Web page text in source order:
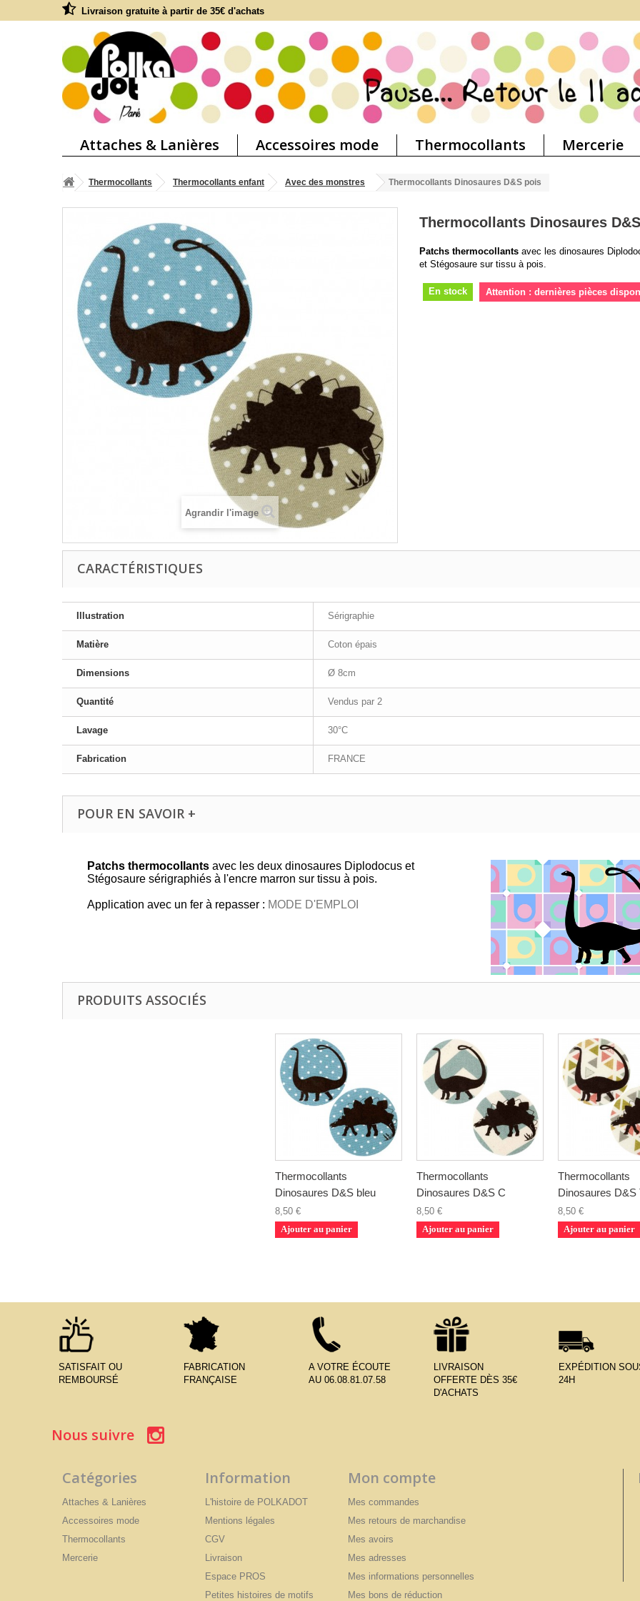
Livraison gratuite à partir de 35€ d'achats
Attaches & Lanières Accessoires mode Thermocollants Mercerie
Thermocollants Thermocollants enfant Avec des monstres Thermocollants Dinosaures D&S pois
Agrandir l'image
Thermocollants Dinosaures
Patchs thermocollants avec les dinosaures
et Stégosaure sur tissu à pois.
En stock Attention : dernières pièces
CARACTÉRISTIQUES
Illustration Sérigraphie
Matière Coton épais
Dimensions Ø 8cm
Quantité Vendus par 2
Lavage 30°C
Fabrication FRANCE
POUR EN SAVOIR +
Patchs thermocollants avec les deux dinosaures Diplodocus et
Stégosaure sérigraphiés à l'encre marron sur tissu à pois.
Application avec un fer à repasser : MODE D'EMPLOI
PRODUITS ASSOCIÉS
Thermocollants
Dinosaures D&S bleu
8,50 €
Ajouter au panier
Thermocollants
Dinosaures D&S C
8,50 €
Ajouter au panier
Thermocollants
Dinosaures D&S
8,50 €
Ajouter au panier
SATISFAIT OU
REMBOURSÉ
FABRICATION
FRANÇAISE
A VOTRE ÉCOUTE
AU 06.08.81.07.58
LIVRAISON
OFFERTE DÈS 35€
D'ACHATS
EXPÉDITION
24H
Nous suivre
Catégories
Attaches & Lanières
Accessoires mode
Thermocollants
Mercerie
Information
L'histoire de POLKADOT
Mentions légales
CGV
Livraison
Espace PROS
Petites histoires de motifs
Mon compte
Mes commandes
Mes retours de marchandise
Mes avoirs
Mes adresses
Mes informations personnelles
Mes bons de réduction